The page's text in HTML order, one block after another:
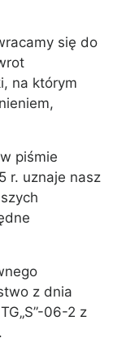
się do
na którym
piśmie
r. uznaje nasz
z dnia
06-2 z